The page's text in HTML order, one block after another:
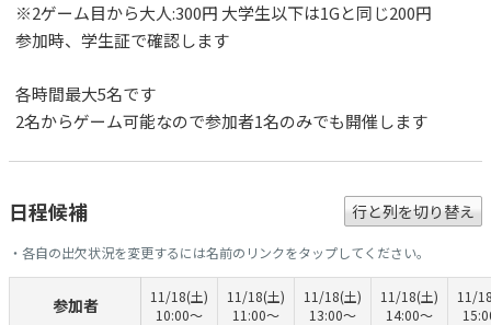
※2ゲーム目から大人:300円 大学生以下は1Gと同じ200円
参加時、学生証で確認します
各時間最大5名です
2名からゲーム可能なので参加者1名のみでも開催します
日程候補 行と列を切り替え
・各自の出欠状況を変更するには名前のリンクをタップしてください。
参加者
11/18(土)
10:00〜
11/18(土)
11:00〜
11/18(土)
13:00〜
11/18(土)
14:00〜
11/